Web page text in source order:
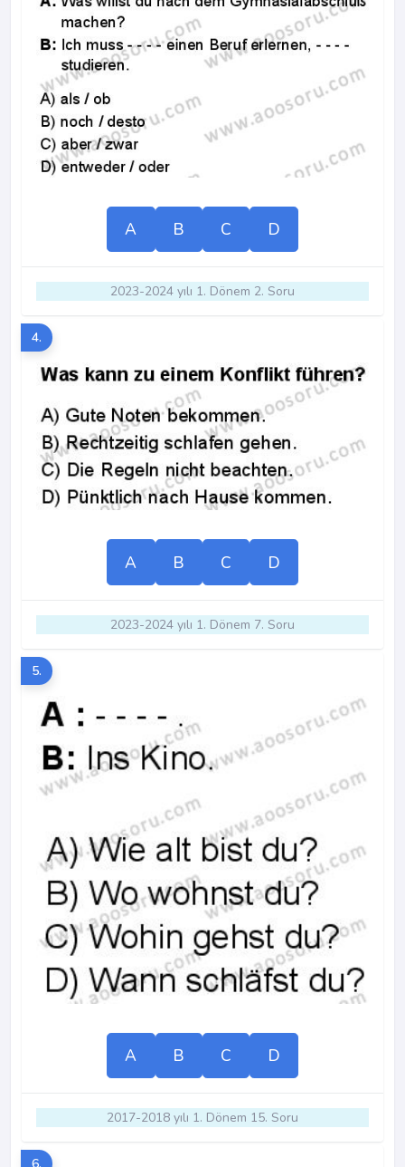
A B C D
2023-2024 yılı 1. Dönem 2. Soru
4.
A B C D
2023-2024 yılı 1. Dönem 7. Soru
5.
A B C D
2017-2018 yılı 1. Dönem 15. Soru